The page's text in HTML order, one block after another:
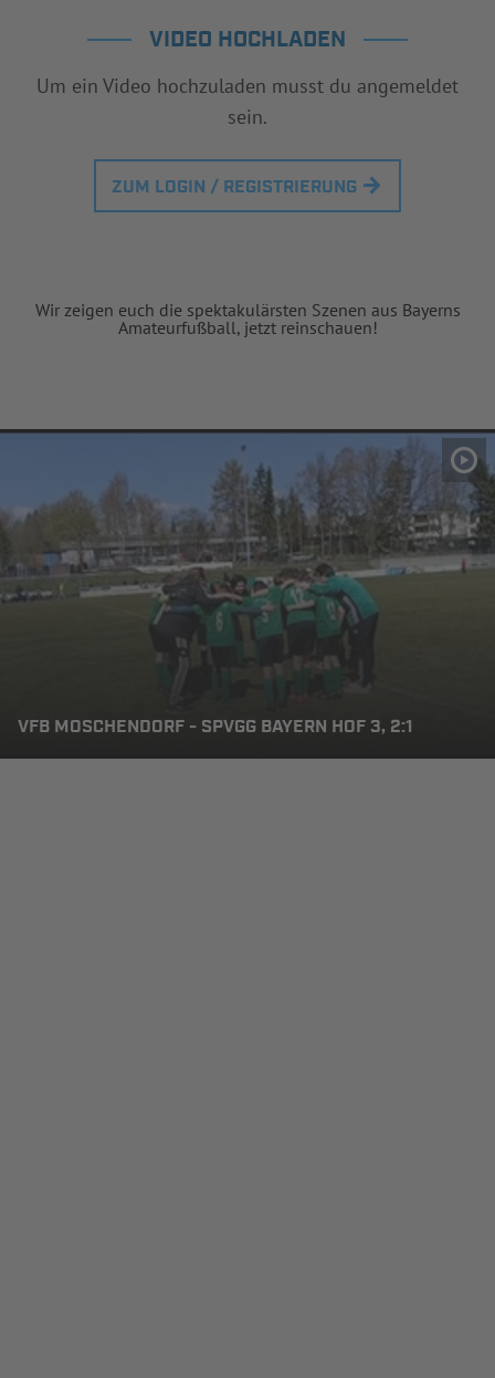
VIDEO HOCHLADEN
Um ein Video hochzuladen musst du angemeldet
sein.
ZUM LOGIN / REGISTRIERUNG
Wir zeigen euch die spektakulärsten Szenen aus Bayerns
Amateurfußball, jetzt reinschauen!
VFB MOSCHENDORF - SPVGG BAYERN HOF 3, 2:1